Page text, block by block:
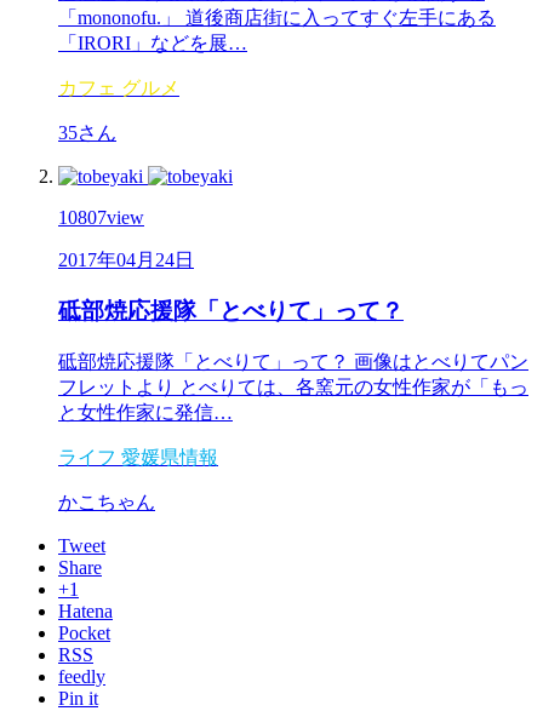
「mononofu.」 道後商店街に入ってすぐ左手にある
「IRORI」などを展…
カフェ グルメ
35さん
10807view
2017年04月24日
砥部焼応援隊「とべりて」って？
砥部焼応援隊「とべりて」って？ 画像はとべりてパン
フレットより とべりては、各窯元の女性作家が「もっ
と女性作家に発信…
ライフ 愛媛県情報
かこちゃん
Tweet
Share
+1
Hatena
Pocket
RSS
feedly
Pin it